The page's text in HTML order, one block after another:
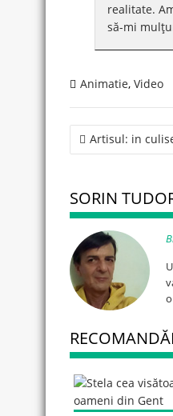
realitate.
să-mi
Animatie, Video
Post
navigation
Artisul: in
SORIN